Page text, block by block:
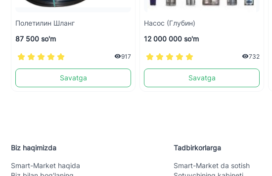
Полетилин Шланг
87 500 so'm
917
Savatga
Насос (глубин)
12 000 000 so'm
732
Savatga
Biz haqimizda
Smart-Mаrket haqida
Tadbirkorlarga
Smart-Mаrket da sotish